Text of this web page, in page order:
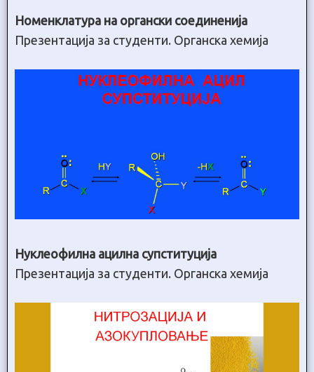
Номенклатура на органски соединенија
Презентација за студенти. Органска хемија
Нуклеофилна ацилна супституција
Презентација за студенти. Органска хемија